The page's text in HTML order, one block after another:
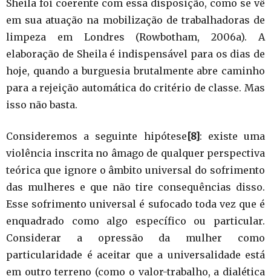
Sheila foi coerente com essa disposição, como se vê
em sua atuação na mobilização de trabalhadoras de
limpeza em Londres (Rowbotham, 2006a). A
elaboração de Sheila é indispensável para os dias de
hoje, quando a burguesia brutalmente abre caminho
para a rejeição automática do critério de classe. Mas
isso não basta.
Consideremos a seguinte hipótese [8] : existe uma
violência inscrita no âmago de qualquer perspectiva
teórica que ignore o âmbito universal do sofrimento
das mulheres e que não tire consequências disso.
Esse sofrimento universal é sufocado toda vez que é
enquadrado como algo específico ou particular.
Considerar a opressão da mulher como
particularidade é aceitar que a universalidade está
em outro terreno (como o valor-trabalho, a dialética